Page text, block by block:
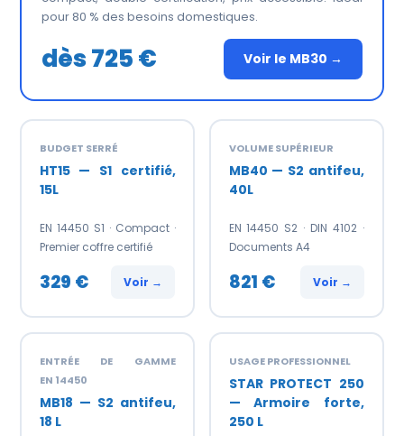
pour 80 % des besoins domestiques.
dès 725 € Voir le MB30 →
BUDGET SERRÉ
HT15 — S1 certifié,
15L
EN 14450 S1 · Compact ·
Premier coffre certifié
329 € Voir →
VOLUME SUPÉRIEUR
MB40 — S2 antifeu,
40L
EN 14450 S2 · DIN 4102 ·
Documents A4
821 € Voir →
ENTRÉE DE GAMME
EN 14450
MB18 — S2 antifeu,
18 L
USAGE PROFESSIONNEL
STAR PROTECT 250
— Armoire forte,
250 L